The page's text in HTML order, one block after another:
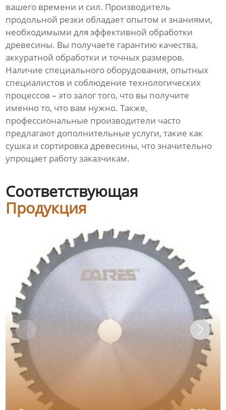
вашего времени и сил. Производитель
продольной резки обладает опытом и знаниями,
необходимыми для эффективной обработки
древесины. Вы получаете гарантию качества,
аккуратной обработки и точных размеров.
Наличие специального оборудования, опытных
специалистов и соблюдение технологических
процессов – это залог того, что вы получите
именно то, что вам нужно. Также,
профессиональные производители часто
предлагают дополнительные услуги, такие как
сушка и сортировка древесины, что значительно
упрощает работу заказчикам.
Соответствующая
Продукция